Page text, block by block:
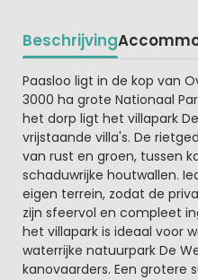
Beschrijving
Beschrijving
Paasloo ligt in de kop van
3000 ha grote Nationaal
het dorp ligt het villapark
vrijstaande villa's. De
van rust en groen, tussen
schaduwrijke houtwallen.
eigen terrein, zodat de
zijn sfeervol en compleet
het villapark is ideaal voor
waterrijke natuurpark De
kanovaarders. Een grotere